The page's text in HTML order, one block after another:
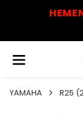
YAMAHA R25